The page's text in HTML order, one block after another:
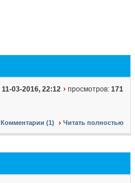
11-03-2016, 22:12 просмотров: 171
Комментарии (1) Читать полностью